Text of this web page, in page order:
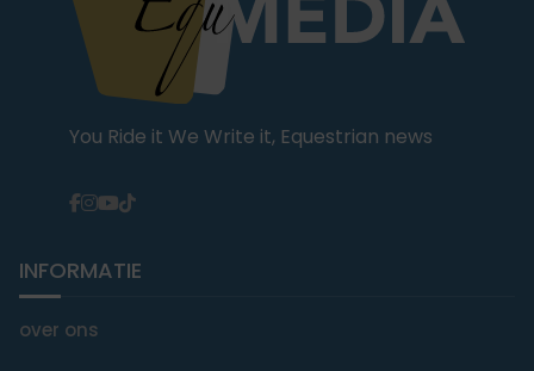
You Ride it We Write it, Equestrian news
INFORMATIE
over ons